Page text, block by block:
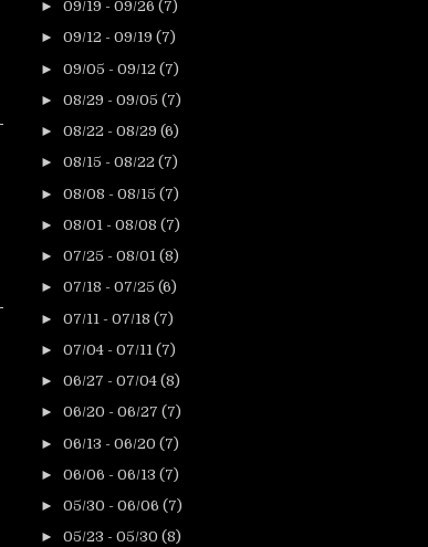
► 09/19 - 09/26 (7)
► 09/12 - 09/19 (7)
► 09/05 - 09/12 (7)
► 08/29 - 09/05 (7)
► 08/22 - 08/29 (6)
► 08/15 - 08/22 (7)
► 08/08 - 08/15 (7)
► 08/01 - 08/08 (7)
► 07/25 - 08/01 (8)
► 07/18 - 07/25 (6)
► 07/11 - 07/18 (7)
► 07/04 - 07/11 (7)
► 06/27 - 07/04 (8)
► 06/20 - 06/27 (7)
► 06/13 - 06/20 (7)
► 06/06 - 06/13 (7)
► 05/30 - 06/06 (7)
► 05/23 - 05/30 (8)